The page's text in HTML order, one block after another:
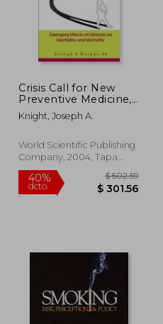
45%
dcto. $
Crisis Call for New
Preventive Medicine,
A: Emerging Effects
of Lifestyle on
Mortality (en Inglés)
Knight, Joseph A.
World Scientific Publishing
Company, 2004, Tapa
Dura, Nuevo